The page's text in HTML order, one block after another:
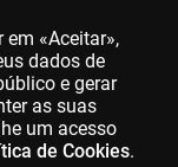
«Aceitar»,
dados de
e gerar
as suas
um acesso
de Cookies.